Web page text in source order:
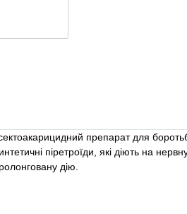
препарат для
піретроїди, які діють на
дію.